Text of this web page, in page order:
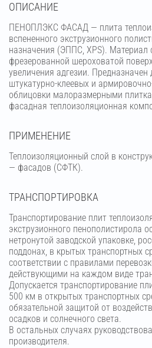
OПИСАНИЕ
ПЕНОПЛЭКС ФАСАД — плита
вспененного экструзионного
назначения (ЭППС, XPS). Материал
фрезерованной шероховатой
увеличения адгезии. Предназначен
штукатурно-клеевых и
облицовки малоразмерными
фасадная теплоизоляционная
ПРИМЕНЕНИЕ
Теплоизоляционный слой в
— фасадов (СФТК).
ТРАНСПОРТИРОВКА
Транспортирование плит
экструзионного пенополистирола
нетронутой заводской упаковке,
поддонах, в крытых транспортных
соответствии с правилами
действующими на каждом виде
Допускается транспортирование
500 км в открытых транспортных
обязательной защитой от
осадков и солнечного света.
В остальных случаях
производителя.